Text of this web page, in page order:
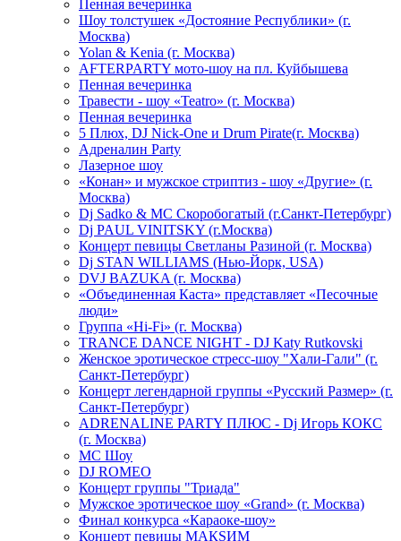
Пенная вечеринка
Шоу толстушек «Достояние Республики» (г.
Москва)
Yolan & Kenia (г. Москва)
AFTERPARTY мото-шоу на пл. Куйбышева
Пенная вечеринка
Травести - шоу «Teatro» (г. Москва)
Пенная вечеринка
5 Плюх, DJ Nick-One и Drum Pirate(г. Москва)
Адреналин Party
Лазерное шоу
«Конан» и мужское стриптиз - шоу «Другие» (г.
Москва)
Dj Sadko & МС Скоробогатый (г.Санкт-Петербург)
Dj PAUL VINITSKY (г.Москва)
Концерт певицы Светланы Разиной (г. Москва)
Dj STAN WILLIAMS (Нью-Йорк, USA)
DVJ BAZUKA (г. Москва)
«Объединенная Каста» представляет «Песочные
люди»
Группа «Hi-Fi» (г. Москва)
TRANCE DANCE NIGHT - DJ Katy Rutkovski
Женское эротическое стресс-шоу "Хали-Гали" (г.
Санкт-Петербург)
Концерт легендарной группы «Русский Размер» (г.
Санкт-Петербург)
ADRENALINE PARTY ПЛЮС - Dj Игорь КОКС
(г. Москва)
MC Шоу
DJ ROMEO
Концерт группы "Триада"
Мужское эротическое шоу «Grand» (г. Москва)
Финал конкурса «Караоке-шоу»
Концерт певицы МАКSИМ